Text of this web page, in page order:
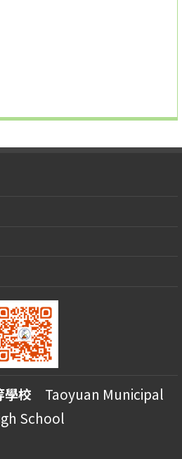
學校 Taoyuan Municipal
School